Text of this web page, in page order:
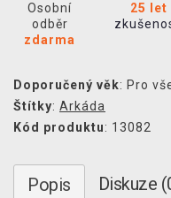
Osobní
odběr
zdarma
25 let
Doporučený věk: Pro
Štítky: Arkáda
Kód produktu: 13082
Popis Diskuze